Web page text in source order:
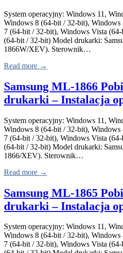
System operacyjny: Windows 11,
Windows 8 (64-bit / 32-bit),
7 (64-bit / 32-bit), Windows Vista
(64-bit / 32-bit) Model drukarki:
1866W/XEV). Sterownik…
Read more →
Samsung ML-1866
drukarki – Instalacja
System operacyjny: Windows 11,
Windows 8 (64-bit / 32-bit),
7 (64-bit / 32-bit), Windows Vista
(64-bit / 32-bit) Model drukarki:
1866/XEV). Sterownik…
Read more →
Samsung ML-1865
drukarki – Instalacja
System operacyjny: Windows 11,
Windows 8 (64-bit / 32-bit),
7 (64-bit / 32-bit), Windows Vista